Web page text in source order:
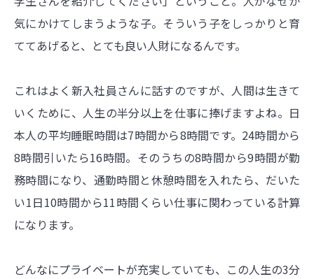
気にかけてしまうような子。そういう子をしっかりと育
ててあげると、とても良い人財になるんです。
これはよく新入社員さんに話すのですが、人間は生きて
いくために、人生の半分以上を仕事に捧げますよね。日
本人の平均睡眠時間は7時間から8時間です。24時間から
8時間引いたら16時間。そのうちの8時間から9時間が勤
務時間になり、通勤時間と休憩時間を入れたら、だいた
い1日10時間から11時間くらい仕事に関わっている計算
になります。
どんなにプライベートが充実していても、この人生の3分